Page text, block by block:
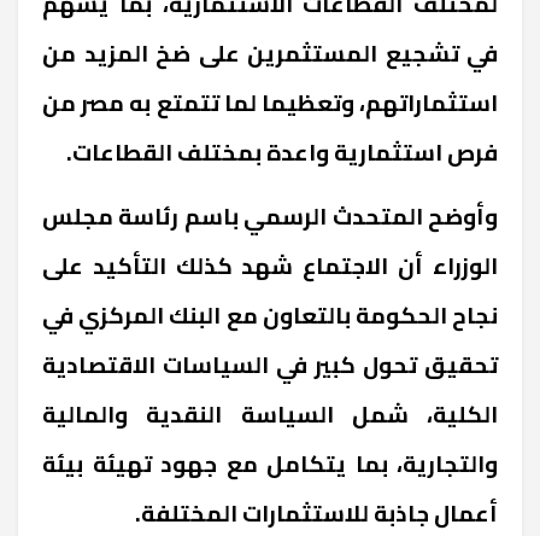
في تشجيع المستثمرين على ضخ المزيد من
استثماراتهم، وتعظيما لما تتمتع به مصر من
فرص استثمارية واعدة بمختلف القطاعات.
وأوضح المتحدث الرسمي باسم رئاسة مجلس
الوزراء أن الاجتماع شهد كذلك التأكيد على
نجاح الحكومة بالتعاون مع البنك المركزي في
تحقيق تحول كبير في السياسات الاقتصادية
الكلية، شمل السياسة النقدية والمالية
والتجارية، بما يتكامل مع جهود تهيئة بيئة
أعمال جاذبة للاستثمارات المختلفة.